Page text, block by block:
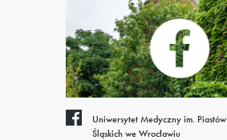
Uniwersytet Medyczny im. Piastów
Śląskich we Wrocławiu